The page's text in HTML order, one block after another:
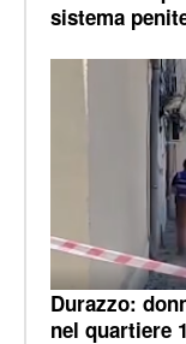
sistema
Durazzo:
nel quartiere